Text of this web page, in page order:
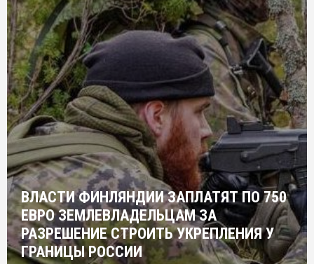
ВЛАСТИ ФИНЛЯНДИИ ЗАПЛАТЯТ ПО 750
ЕВРО ЗЕМЛЕВЛАДЕЛЬЦАМ ЗА
РАЗРЕШЕНИЕ СТРОИТЬ УКРЕПЛЕНИЯ У
ГРАНИЦЫ РОССИИ